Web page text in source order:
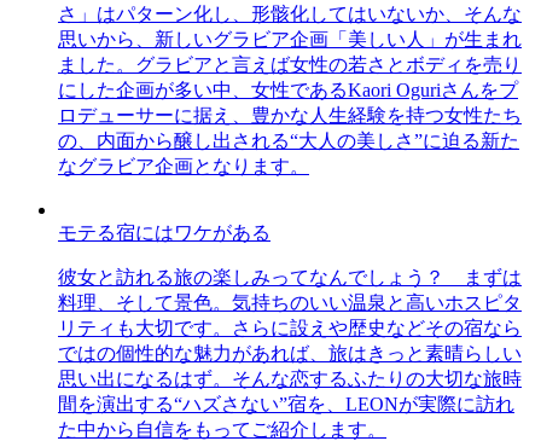
さ」はパターン化し、形骸化してはいないか、そんな
思いから、新しいグラビア企画「美しい人」が生まれ
ました。グラビアと言えば女性の若さとボディを売り
にした企画が多い中、女性であるKaori Oguriさんをプ
ロデューサーに据え、豊かな人生経験を持つ女性たち
の、内面から醸し出される“大人の美しさ”に迫る新た
なグラビア企画となります。
モテる宿にはワケがある
彼女と訪れる旅の楽しみってなんでしょう？ まずは
料理、そして景色。気持ちのいい温泉と高いホスピタ
リティも大切です。さらに設えや歴史などその宿なら
ではの個性的な魅力があれば、旅はきっと素晴らしい
思い出になるはず。そんな恋するふたりの大切な旅時
間を演出する“ハズさない”宿を、LEONが実際に訪れ
た中から自信をもってご紹介します。